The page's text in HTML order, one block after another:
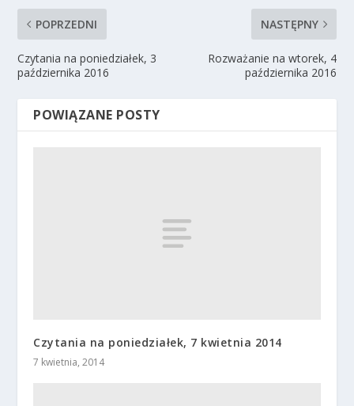
POPRZEDNI
Czytania na poniedziałek, 3
października 2016
NASTĘPNY
Rozważanie na wtorek, 4
października 2016
POWIĄZANE POSTY
Czytania na poniedziałek, 7 kwietnia 2014
7 kwietnia, 2014